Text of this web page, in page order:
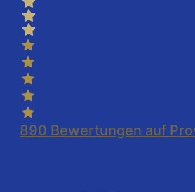
890 Bewertungen auf